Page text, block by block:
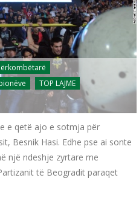
TOP LAJME
e qetë ajo e sotmja për
Besnik Hasi. Edhe pse ai sonte
një ndeshje zyrtare me
të Beogradit paraqet